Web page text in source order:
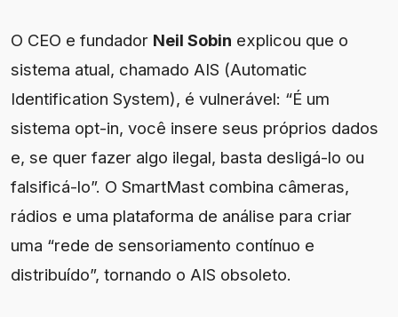
O CEO e fundador Neil Sobin explicou que o
sistema atual, chamado AIS (Automatic
Identification System), é vulnerável: “É um
sistema opt-in, você insere seus próprios dados
e, se quer fazer algo ilegal, basta desligá-lo ou
falsificá-lo”. O SmartMast combina câmeras,
rádios e uma plataforma de análise para criar
uma “rede de sensoriamento contínuo e
distribuído”, tornando o AIS obsoleto.